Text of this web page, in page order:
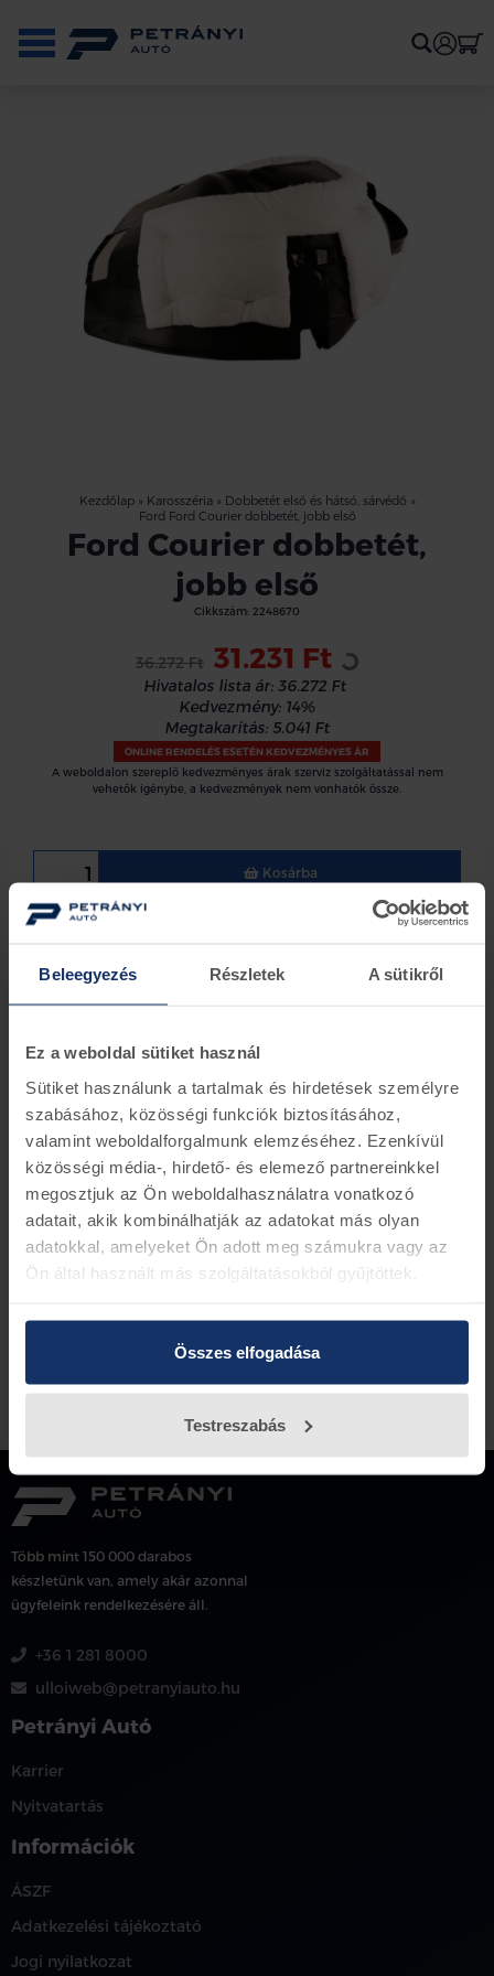
Beleegyezés Részletek A sütikről
Ez a weboldal sütiket használ
Sütiket használunk a tartalmak és hirdetések személyre
szabásához, közösségi funkciók biztosításához,
valamint weboldalforgalmunk elemzéséhez. Ezenkívül
közösségi média-, hirdető- és elemező partnereinkkel
megosztjuk az Ön weboldalhasználatra vonatkozó
adatait, akik kombinálhatják az adatokat más olyan
adatokkal, amelyeket Ön adott meg számukra vagy az
Ön által használt más szolgáltatásokból gyűjtöttek.
Összes elfogadása
Testreszabás
Kezdőlap» Karosszéria» Dobbetét első és hátsó, sárvédő »
Ford Ford Courier dobbetét, jobb első
Ford Courier dobbetét,
jobb első
Cikkszám: 2248670
36.272 Ft 31.231 Ft
Hivatalos lista ár: 36.272 Ft
Kedvezmény: 14%
Megtakarítás: 5.041 Ft
ONLINE RENDELÉS ESETÉN KEDVEZMÉNYES ÁR
A weboldalon szereplő kedvezményes árak szerviz szolgáltatással nem
vehetők igénybe, a kedvezmények nem vonhatók össze.
Kosárba
Ford Courier 2014- kivéve EcoBoost
Ha rendelés leadásnál elküldi alvázszámát
leellenőrizük rendelést
Több mint 150 000 darabos
készletünk van, amely akár azonnal
ügyfeleink rendelkezésére áll.
+36 1 281 8000
ulloiweb@petranyiauto.hu
Petrányi Autó
Karrier
Nyitvatartás
Információk
ÁSZF
Adatkezelési tájékoztató
Jogi nyilatkozat